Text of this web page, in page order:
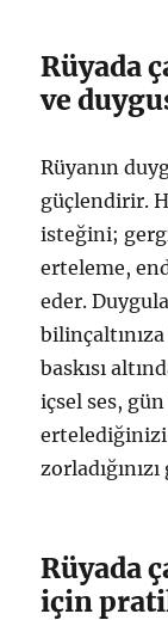
Rüyada
ve
Rüyanın
güçlendirir.
isteğini;
erteleme,
eder.
baskısı
içsel ses,
ertelediğinizi
Rüyada
için